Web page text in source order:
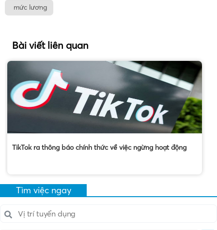
mức lương
Bài viết liên quan
TikTok ra thông báo chính thức về việc ngừng hoạt động
Tìm việc ngay